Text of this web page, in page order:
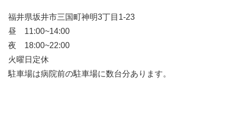
福井県坂井市三国町神明3丁目1-23
昼 11:00~14:00
夜 18:00~22:00
火曜日定休
駐車場は病院前の駐車場に数台分あります。